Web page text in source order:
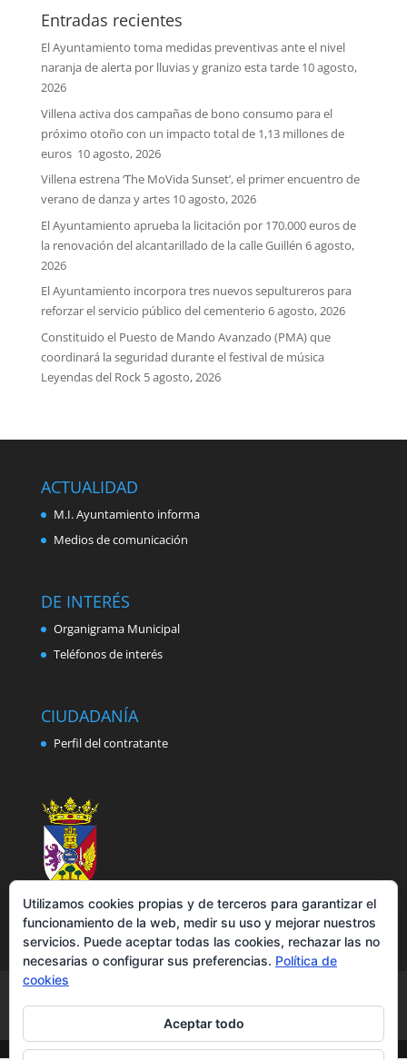
Entradas recientes
El Ayuntamiento toma medidas preventivas ante el nivel
naranja de alerta por lluvias y granizo esta tarde 10 agosto,
2026
Villena activa dos campañas de bono consumo para el
próximo otoño con un impacto total de 1,13 millones de
euros 10 agosto, 2026
Villena estrena ‘The MoVida Sunset’, el primer encuentro de
verano de danza y artes 10 agosto, 2026
El Ayuntamiento aprueba la licitación por 170.000 euros de
la renovación del alcantarillado de la calle Guillén 6 agosto,
2026
El Ayuntamiento incorpora tres nuevos sepultureros para
reforzar el servicio público del cementerio 6 agosto, 2026
Constituido el Puesto de Mando Avanzado (PMA) que
coordinará la seguridad durante el festival de música
Leyendas del Rock 5 agosto, 2026
ACTUALIDAD
M.I. Ayuntamiento informa
Medios de comunicación
DE INTERÉS
Organigrama Municipal
Teléfonos de interés
CIUDADANÍA
Perfil del contratante
Política de cookies
Accesibilidad
Utilizamos cookies propias y de terceros para garantizar el
funcionamiento de la web, medir su uso y mejorar nuestros
servicios. Puede aceptar todas las cookies, rechazar las no
necesarias o configurar sus preferencias. Política de
cookies
Aceptar todo